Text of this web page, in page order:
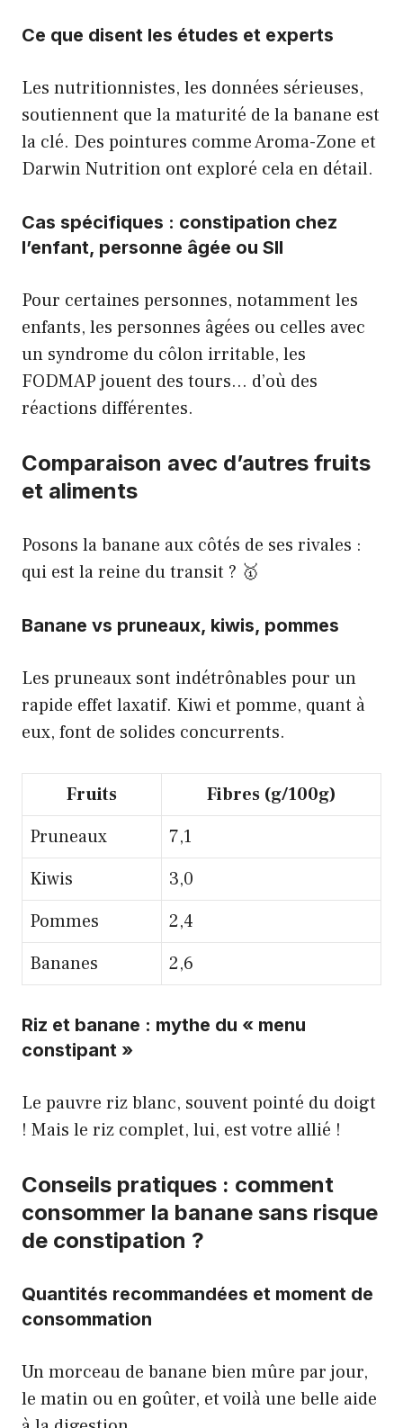
Ce que disent les études et experts
Les nutritionnistes, les données sérieuses,
soutiennent que la maturité de la banane est
la clé. Des pointures comme Aroma-Zone et
Darwin Nutrition ont exploré cela en détail.
Cas spécifiques : constipation chez
l’enfant, personne âgée ou SII
Pour certaines personnes, notamment les
enfants, les personnes âgées ou celles avec
un syndrome du côlon irritable, les
FODMAP jouent des tours… d’où des
réactions différentes.
Comparaison avec d’autres fruits
et aliments
Posons la banane aux côtés de ses rivales :
qui est la reine du transit ? 🥇
Banane vs pruneaux, kiwis, pommes
Les pruneaux sont indétrônables pour un
rapide effet laxatif. Kiwi et pomme, quant à
eux, font de solides concurrents.
Fruits
Fibres (g/100g)
Pruneaux
7,1
Kiwis
3,0
Pommes
2,4
Bananes
2,6
Riz et banane : mythe du « menu
constipant »
Le pauvre riz blanc, souvent pointé du doigt
! Mais le riz complet, lui, est votre allié !
Conseils pratiques : comment
consommer la banane sans risque
de constipation ?
Quantités recommandées et moment de
consommation
Un morceau de banane bien mûre par jour,
le matin ou en goûter, et voilà une belle aide